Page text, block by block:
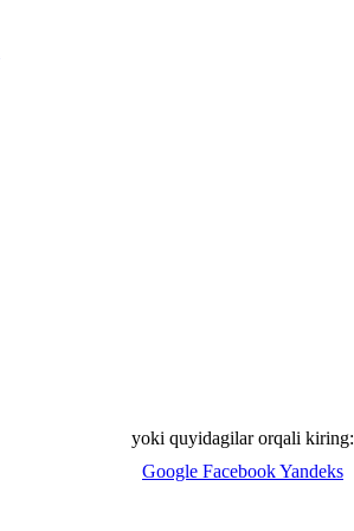
yoki quyidagilar orqali kiring:
Google FacebookYandeks